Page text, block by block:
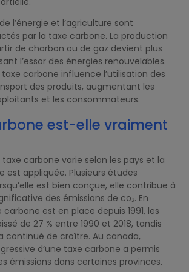
l’énergie et l’agriculture sont
par la taxe carbone. La production
de charbon ou de gaz devient plus
l’essor des énergies renouvelables.
carbone influence l’utilisation des
des produits, augmentant les
et les consommateurs.
est-elle vraiment
taxe carbone varie selon les pays et la
est appliquée. Plusieurs études
est bien conçue, elle contribue à
des émissions de co₂. En
est en place depuis 1991, les
de 27 % entre 1990 et 2018, tandis
continué de croître. Au canada,
d’une taxe carbone a permis
émissions dans certaines provinces.